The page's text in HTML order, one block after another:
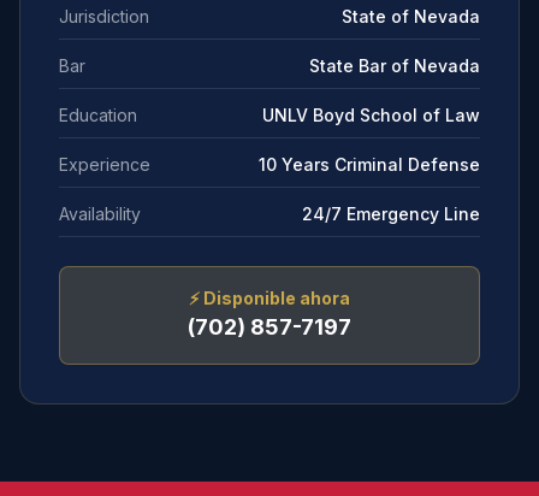
Jurisdiction State of Nevada
Bar State Bar of Nevada
Education UNLV Boyd School of Law
Experience 10 Years Criminal Defense
Availability 24/7 Emergency Line
⚡ Disponible ahora
(702) 857-7197